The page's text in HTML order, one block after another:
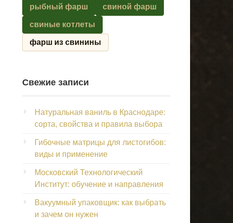
рыбный фарш свиной фарш
свиные котлеты
фарш из свинины
Свежие записи
Натуральная ваниль в Краснодаре:
сорта, свойства и правила выбора
Гибочные матрицы для листогибов:
виды и применение
Московский Технологический
Институт: обучение и направления
Вакуумный упаковщик: как выбрать
и зачем он нужен